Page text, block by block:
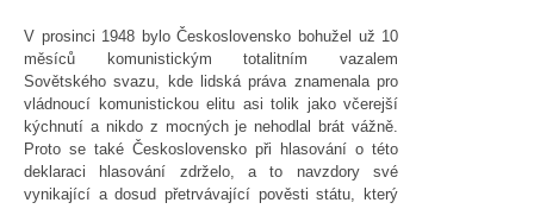
V prosinci 1948 bylo Československo bohužel už 10
měsíců komunistickým totalitním vazalem
Sovětského svazu, kde lidská práva znamenala pro
vládnoucí komunistickou elitu asi tolik jako včerejší
kýchnutí a nikdo z mocných je nehodlal brát vážně.
Proto se také Československo při hlasování o této
deklaraci hlasování zdrželo, a to navzdory své
vynikající a dosud přetrvávající pověsti státu, který